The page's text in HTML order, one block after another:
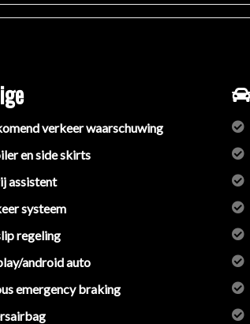
verkeer waarschuwing
en side skirts
assistent
systeem
regeling
android auto
emergency braking